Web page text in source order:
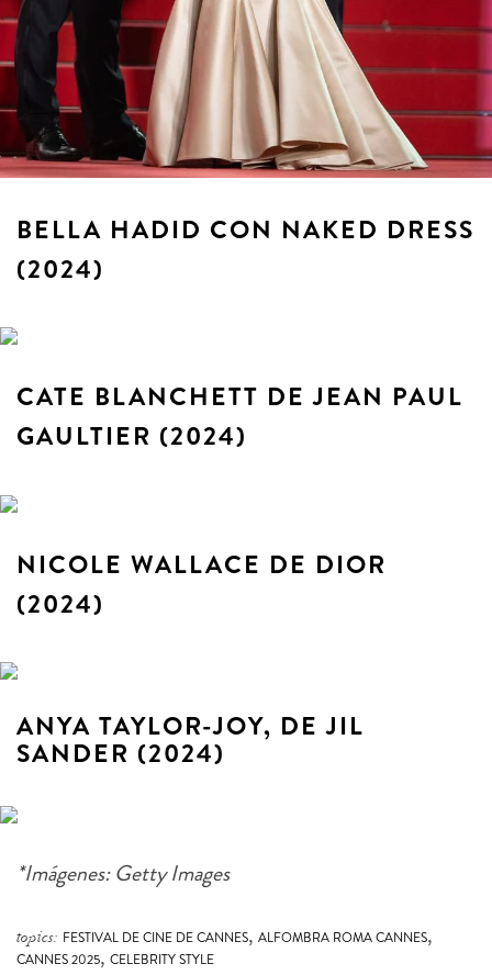
BELLA HADID CON NAKED DRESS
(2024)
CATE BLANCHETT DE JEAN PAUL
GAULTIER (2024)
NICOLE WALLACE DE DIOR
(2024)
ANYA TAYLOR-JOY, DE JIL
SANDER (2024)
*Imágenes: Getty Images
topics: FESTIVAL DE CINE DE CANNES, ALFOMBRA ROMA CANNES,
CANNES 2025, CELEBRITY STYLE